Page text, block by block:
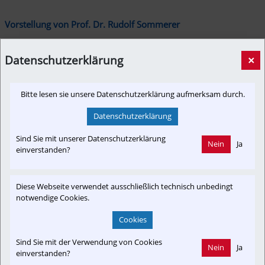
Vorstellung von Prof. Dr. Rudolf Sommerer
Im Rahmen der Strukturbereinigung der Schienenfahrzeugindustrie,
geschlossen. Für die verbliebenen Schienenfahrzeug-Unternehmen
wurde es immer schwieriger, grundlegend neue Ideen aufzugreifen.
Konstrukteure Europas. 85 Patente sprechen für sich!
Datenschutzerklärung ×
Bitte lesen sie unsere Datenschutzerklärung aufmerksam durch.
Datenschutzerklärung
Sind Sie mit unserer Datenschutzerklärung
einverstanden?
Nein Ja
Diese Webseite verwendet ausschließlich technisch unbedingt
notwendige Cookies.
Cookies
Sind Sie mit der Verwendung von Cookies
einverstanden?
Nein Ja